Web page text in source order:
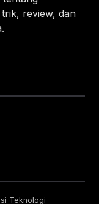
review, dan
Teknologi